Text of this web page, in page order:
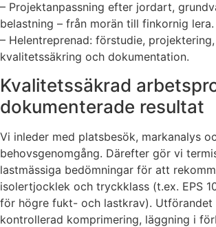
– Projektanpassning efter jordart,
belastning – från morän till finkornig lera.
– Helentreprenad: förstudie,
kvalitetssäkring och dokumentation.
Kvalitetssäkrad
dokumenterade resultat
Vi inleder med platsbesök, markanalys
behovsgenomgång. Därefter gör vi
lastmässiga bedömningar för att
isolertjocklek och tryckklass (t.ex. EPS
för högre fukt- och lastkrav). Utförandet
kontrollerad komprimering, läggning i